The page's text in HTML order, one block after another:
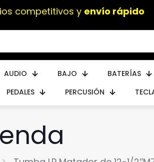
competitivos y envío rápido
AUDIO BAJO BATERÍAS
PEDALES PERCUSIÓN